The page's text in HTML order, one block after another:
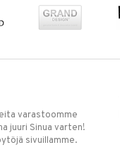
varastoomme
juuri Sinua varten!
sivuillamme.